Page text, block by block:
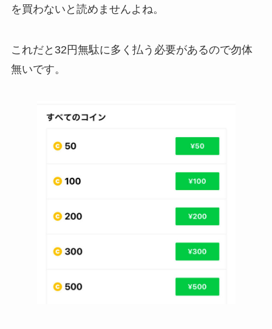
を買わないと読めませんよね。
これだと32円無駄に多く払う必要があるので勿体
無いです。